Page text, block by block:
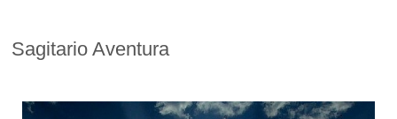
Sagitario Aventura